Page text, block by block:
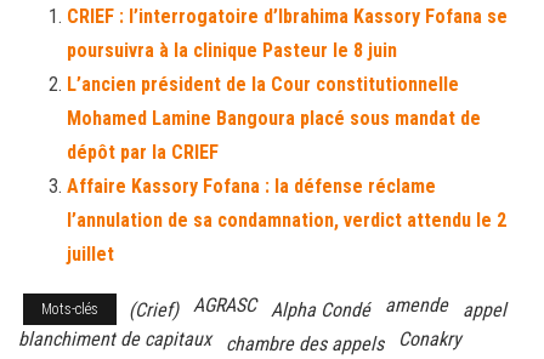
ok er
er
CRIEF : l’interrogatoire d’Ibrahima Kassory Fofana se
poursuivra à la clinique Pasteur le 8 juin
L’ancien président de la Cour constitutionnelle
Mohamed Lamine Bangoura placé sous mandat de
dépôt par la CRIEF
Affaire Kassory Fofana : la défense réclame
l’annulation de sa condamnation, verdict attendu le 2
juillet
Mots-clés (Crief) AGRASC Alpha Condé amende
appel
blanchiment de capitaux
chambre des appels
Conakry